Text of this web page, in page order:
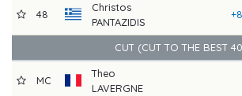
48
Christos
PANTAZIDIS
+8
CUT (CUT TO THE BEST
MC
Theo
LAVERGNE